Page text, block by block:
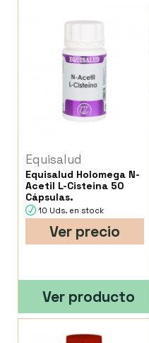
Equisalud
Equisalud Holomega N-
Acetil L-Cisteina 50
Cápsulas.
10 Uds. en stock
Ver precio
Ver producto